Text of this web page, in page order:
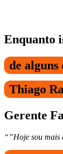
Enquanto
de
Thiago
Gerente
“”Hoje sou mais